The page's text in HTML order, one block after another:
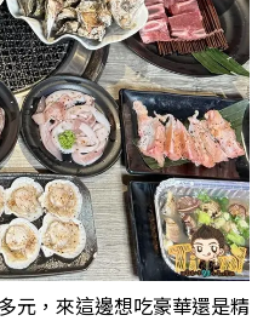
元，來這邊想吃豪華還是精